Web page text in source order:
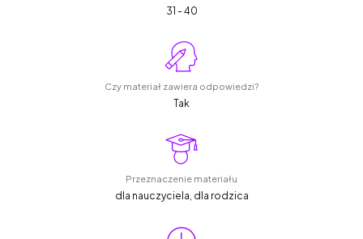
31 - 40
Czy materiał zawiera odpowiedzi?
Tak
Przeznaczenie materiału
dla nauczyciela, dla rodzica